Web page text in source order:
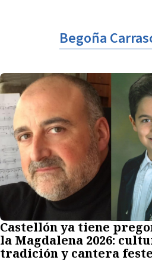
Begoña
Castellón ya tiene
la Magdalena 2026:
tradición y cantera